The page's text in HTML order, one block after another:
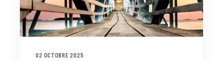
02 OCTOBRE 2025